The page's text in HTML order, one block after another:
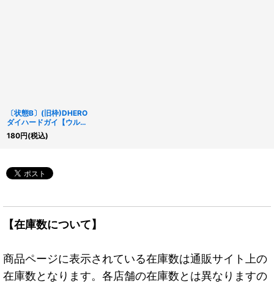
〔状態B〕(旧枠)DHERO
ダイハードガイ【ウルト
ラ】{LPG2-JP020}
《モンスター》
180円(税込)
【在庫数について】
商品ページに表示されている在庫数は通販サイト上の
在庫数となります。各店舗の在庫数とは異なりますの